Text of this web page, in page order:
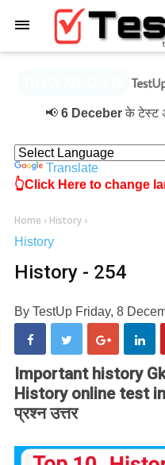
6 Deceberके टेस्ट
Translate
👆Click Here to change
Home › History ›
History
History - 254
By TestUp Friday, 8
Important history
History online test in
प्रश्न उत्तर